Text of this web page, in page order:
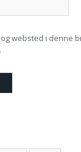
og websted i denne